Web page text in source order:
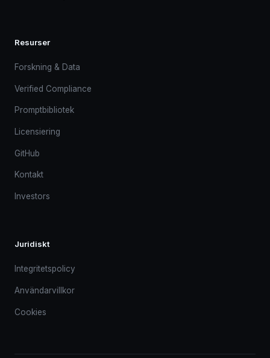
Resurser
Forskning & Data
Verified Compliance
Promptbibliotek
Licensiering
GitHub
Kontakt
Investors
Juridiskt
Integritetspolicy
Användarvillkor
Cookies